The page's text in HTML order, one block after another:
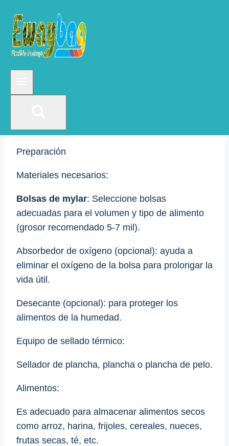
perforación también protege el contenido de la
bolsa y lo mantiene intacto durante el transporte
y el almacenamiento.
para almacenar alimentos
Preparación
Materiales necesarios:
Bolsas de mylar: Seleccione bolsas
adecuadas para el volumen y tipo de alimento
(grosor recomendado 5-7 mil).
Absorbedor de oxígeno (opcional): ayuda a
eliminar el oxígeno de la bolsa para prolongar la
vida útil.
Desecante (opcional): para proteger los
alimentos de la humedad.
Equipo de sellado térmico:
Sellador de plancha, plancha o plancha de pelo.
Alimentos:
Es adecuado para almacenar alimentos secos
como arroz, harina, frijoles, cereales, nueces,
frutas secas, té, etc.